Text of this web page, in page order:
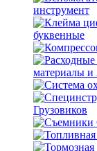
инструмент
буквенные
материалы и
Грузовиков